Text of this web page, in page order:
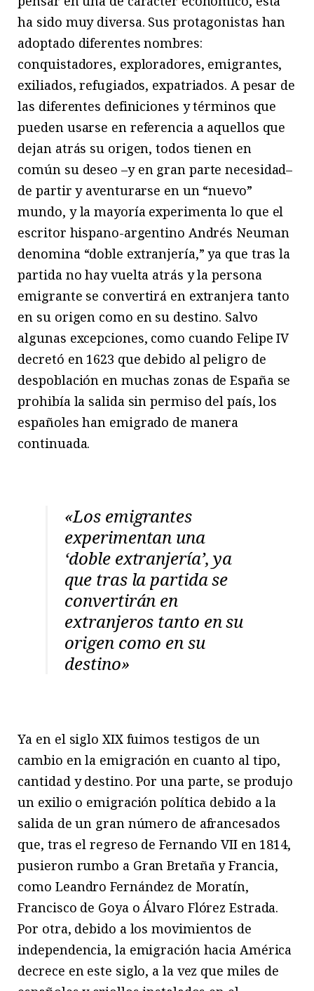
ha sido muy diversa. Sus protagonistas han
adoptado diferentes nombres:
conquistadores, exploradores, emigrantes,
exiliados, refugiados, expatriados. A pesar de
las diferentes definiciones y términos que
pueden usarse en referencia a aquellos que
dejan atrás su origen, todos tienen en
común su deseo –y en gran parte necesidad–
de partir y aventurarse en un “nuevo”
mundo, y la mayoría experimenta lo que el
escritor hispano-argentino Andrés Neuman
denomina “doble extranjería,” ya que tras la
partida no hay vuelta atrás y la persona
emigrante se convertirá en extranjera tanto
en su origen como en su destino. Salvo
algunas excepciones, como cuando Felipe IV
decretó en 1623 que debido al peligro de
despoblación en muchas zonas de España se
prohibía la salida sin permiso del país, los
españoles han emigrado de manera
continuada.
«Los emigrantes
experimentan una
‘doble extranjería’, ya
que tras la partida se
convertirán en
extranjeros tanto en su
origen como en su
destino»
Ya en el siglo XIX fuimos testigos de un
cambio en la emigración en cuanto al tipo,
cantidad y destino. Por una parte, se produjo
un exilio o emigración política debido a la
salida de un gran número de afrancesados
que, tras el regreso de Fernando VII en 1814,
pusieron rumbo a Gran Bretaña y Francia,
como Leandro Fernández de Moratín,
Francisco de Goya o Álvaro Flórez Estrada.
Por otra, debido a los movimientos de
independencia, la emigración hacia América
decrece en este siglo, a la vez que miles de